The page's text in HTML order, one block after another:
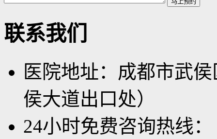
联系我们
医院地址：成都市武
侯大道出口处）
24小时免费咨询热线：